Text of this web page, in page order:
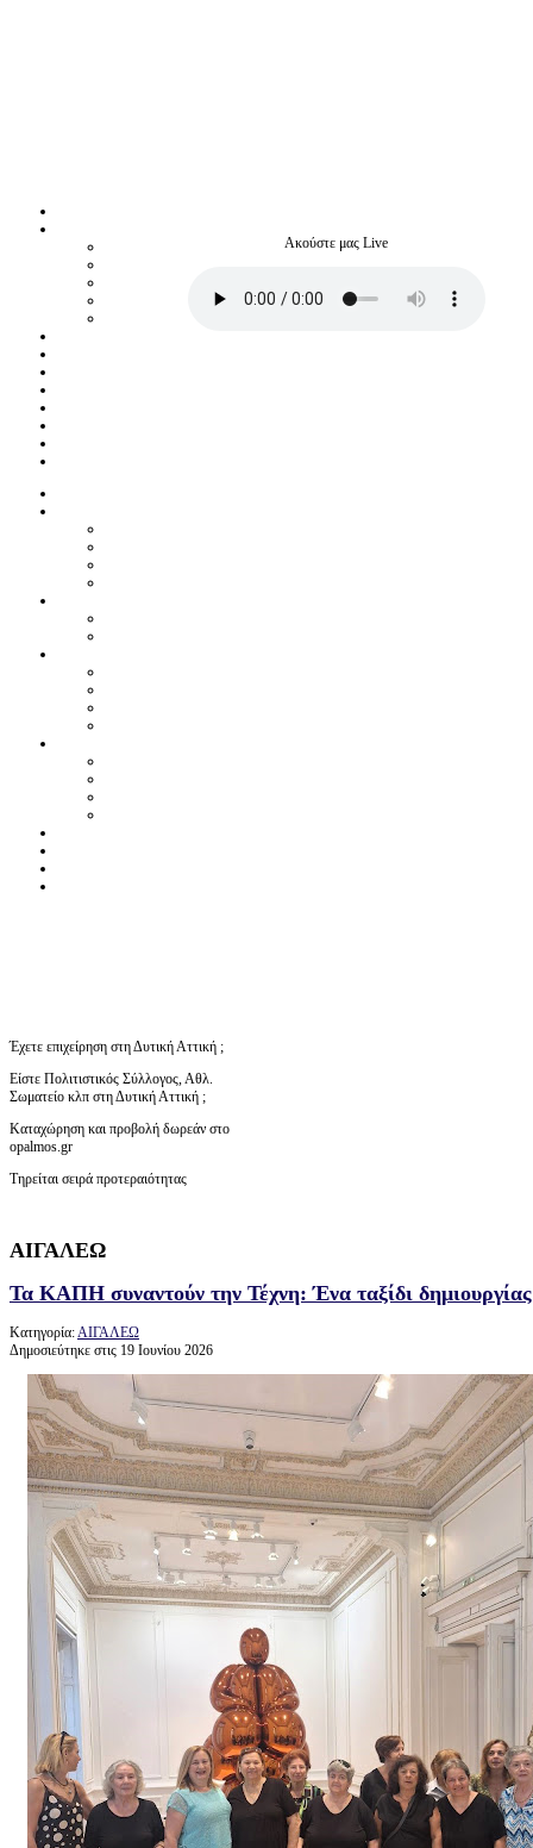
Ακούστε μας Live
Έχετε επιχείρηση στη Δυτική Αττική ;
Είστε Πολιτιστικός Σύλλογος, Αθλ.
Σωματείο κλπ στη Δυτική Αττική ;
Καταχώρηση και προβολή δωρεάν στο
opalmos.gr
Τηρείται σειρά προτεραιότητας
ΑΙΓΑΛΕΩ
Τα ΚΑΠΗ συναντούν την Τέχνη: Ένα ταξίδι
Κατηγορία:ΑΙΓΑΛΕΩ
Δημοσιεύτηκε στις 19 Ιουνίου 2026